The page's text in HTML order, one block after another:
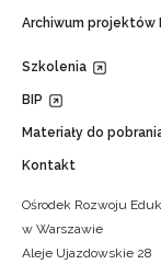
Archiwum projektów
Szkolenia
BIP
Materiały do
Kontakt
Ośrodek Rozwoju
w Warszawie
Aleje Ujazdowskie 28